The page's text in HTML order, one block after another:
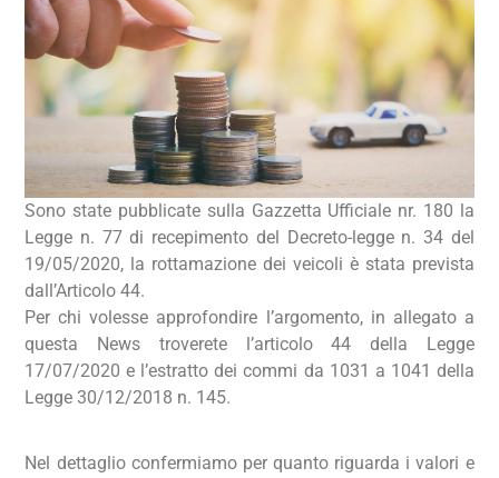
Sono state pubblicate sulla Gazzetta Ufficiale nr. 180 la
Legge n. 77 di recepimento del Decreto-legge n. 34 del
19/05/2020, la rottamazione dei veicoli è stata prevista
dall’Articolo 44.
Per chi volesse approfondire l’argomento, in allegato a
questa News troverete l’articolo 44 della Legge
17/07/2020 e l’estratto dei commi da 1031 a 1041 della
Legge 30/12/2018 n. 145.
Nel dettaglio confermiamo per quanto riguarda i valori e